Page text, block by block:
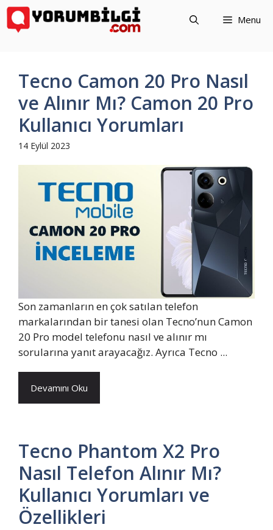
İçeriğe
atla
Menu
Tecno Camon 20 Pro Nasıl
ve Alınır Mı? Camon 20 Pro
Kullanıcı Yorumları
14 Eylül 2023
Son zamanların en çok satılan telefon
markalarından bir tanesi olan Tecno’nun Camon
20 Pro model telefonu nasıl ve alınır mı
sorularına yanıt arayacağız. Ayrıca Tecno ...
Devamını Oku
Tecno Phantom X2 Pro
Nasıl Telefon Alınır Mı?
Kullanıcı Yorumları ve
Özellikleri